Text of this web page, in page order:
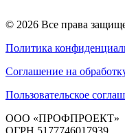
© 2026 Все права
Политика
Соглашение на
Пользовательское
ООО «ПРОФПРОЕКТ»
ОГРН 5177746017939